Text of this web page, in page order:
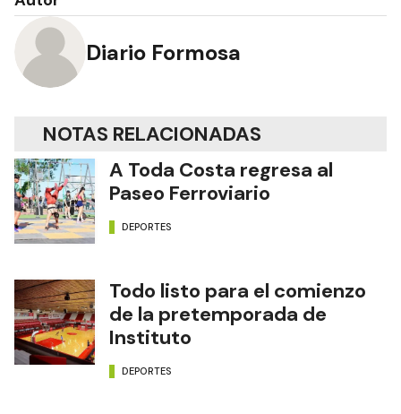
Diario Formosa
NOTAS RELACIONADAS
A Toda Costa regresa al
Paseo Ferroviario
DEPORTES
Todo listo para el comienzo
de la pretemporada de
Instituto
DEPORTES